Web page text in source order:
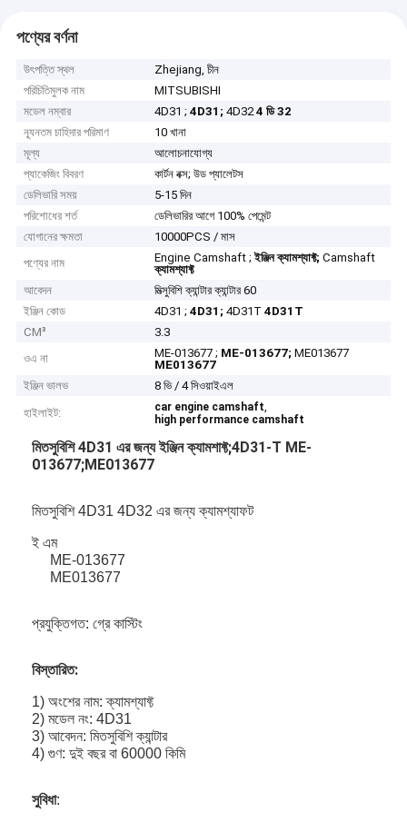
পণ্যের বর্ণনা
উৎপত্তি স্থল
Zhejiang, চীন
পরিচিতিমুলক নাম
MITSUBISHI
মডেল নম্বার
4D31 ; 4D31; 4D32 4 ডি 32
ন্যূনতম চাহিদার পরিমাণ
10 খানা
মূল্য
আলোচনাযোগ্য
প্যাকেজিং বিবরণ
কার্টন বক্স; উড প্যালেটস
ডেলিভারি সময়
5-15 দিন
পরিশোধের শর্ত
ডেলিভারির আগে 100% পেমেন্ট
যোগানের ক্ষমতা
10000PCS / মাস
পণ্যের নাম
Engine Camshaft ; ইঞ্জিন ক্যামশ্যাফ্ট; Camshaft
ক্যামশ্যাফ্ট
আবেদন
মিত্সুবিশি ক্যান্টার ক্যান্টার 60
ইঞ্জিন কোড
4D31 ; 4D31; 4D31T 4D31T
CM³
3.3
ওএ না
ME-013677 ; ME-013677; ME013677
ME013677
ইঞ্জিন ভালভ
8 ভি / 4 সিওয়াইএল
হাইলাইট:
car engine camshaft,
high performance camshaft
মিতসুবিশি 4D31 এর জন্য ইঞ্জিন ক্যামশাফ্ট;4D31-T ME-
013677;ME013677
মিতসুবিশি 4D31 4D32 এর জন্য ক্যামশ্যাফট
ই এম
ME-013677
ME013677
প্রযুক্তিগত: গ্রে কাস্টিং
বিস্তারিত:
1) অংশের নাম: ক্যামশ্যাফ্ট
2) মডেল নং: 4D31
3) আবেদন: মিতসুবিশি ক্যান্টার
4) গুণ: দুই বছর বা 60000 কিমি
সুবিধা: